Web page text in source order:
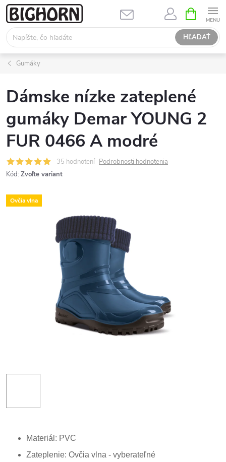
Prejsť
na
obsah
HĽADAŤ
KOŠÍK
Gumáky
Dámske nízke zateplené
gumáky Demar YOUNG 2
FUR 0466 A modré
35 hodnotení Podrobnosti hodnotenia
Kód: Zvoľte variant
Ovčia vlna
Materiál: PVC
Zateplenie: Ovčia vlna - vyberateľné